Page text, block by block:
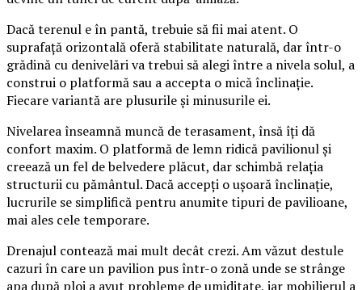
Dacă terenul e în pantă, trebuie să fii mai atent. O
suprafață orizontală oferă stabilitate naturală, dar într-o
grădină cu denivelări va trebui să alegi între a nivela solul, a
construi o platformă sau a accepta o mică înclinație.
Fiecare variantă are plusurile și minusurile ei.
Nivelarea înseamnă muncă de terasament, însă îți dă
confort maxim. O platformă de lemn ridică pavilionul și
creează un fel de belvedere plăcut, dar schimbă relația
structurii cu pământul. Dacă accepți o ușoară înclinație,
lucrurile se simplifică pentru anumite tipuri de pavilioane,
mai ales cele temporare.
Drenajul contează mai mult decât crezi. Am văzut destule
cazuri în care un pavilion pus într-o zonă unde se strânge
apa după ploi a avut probleme de umiditate, iar mobilierul a